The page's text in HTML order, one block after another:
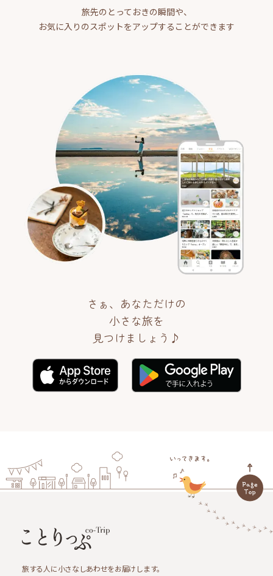
旅先のとっておきの瞬間や、
お気に入りのスポットをアップすることができます
さぁ、あなただけの
小さな旅を
見つけましょう♪
旅する人に小さなしあわせをお届けします。